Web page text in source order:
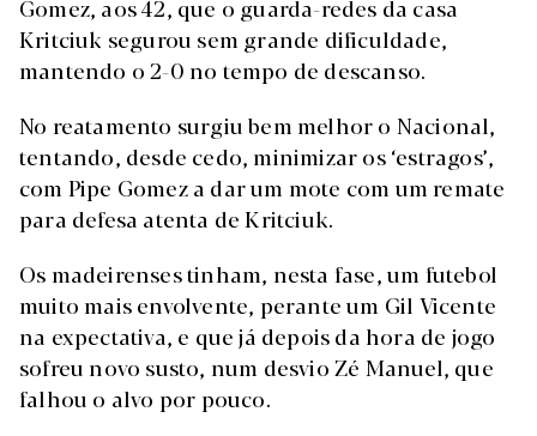
Gomez, aos 42, que o guarda-redes da casa
Kritciuk segurou sem grande dificuldade,
mantendo o 2-0 no tempo de descanso.
No reatamento surgiu bem melhor o Nacional,
tentando, desde cedo, minimizar os ‘estragos’,
com Pipe Gomez a dar um mote com um remate
para defesa atenta de Kritciuk.
Os madeirenses tinham, nesta fase, um futebol
muito mais envolvente, perante um Gil Vicente
na expectativa, e que já depois da hora de jogo
sofreu novo susto, num desvio Zé Manuel, que
falhou o alvo por pouco.